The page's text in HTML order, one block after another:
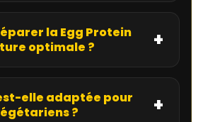
la Egg Protein
optimale ?
elle adaptée pour
?